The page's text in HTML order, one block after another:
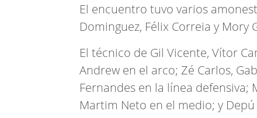
El encuentro tuvo varios
Dominguez, Félix Correia y Mory
El técnico de Gil Vicente, Vítor
Andrew en el arco; Zé Carlos,
Fernandes en la línea defensiva;
Martim Neto en el medio; y